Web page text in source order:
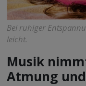
Bei ruhiger
leicht.
Musik
Atmung